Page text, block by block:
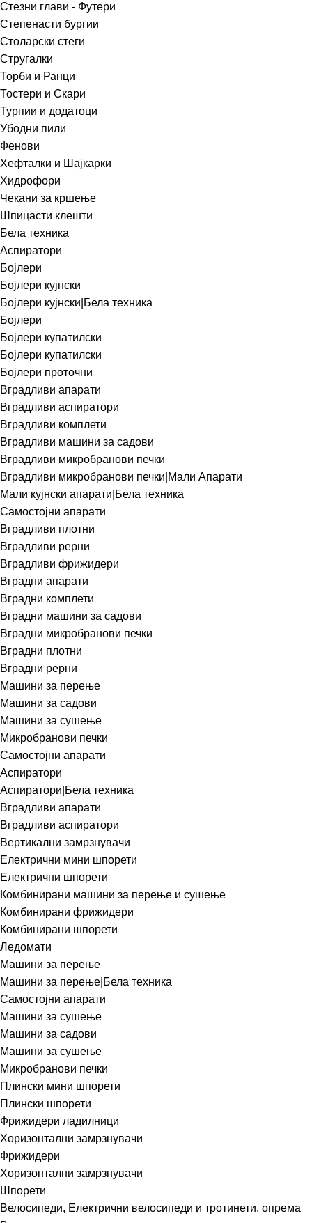
Стезни глави - Футери
Степенасти бургии
Столарски стеги
Стругалки
Торби и Ранци
Тостери и Скари
Турпии и додатоци
Убодни пили
Фенови
Хефталки и Шајкарки
Хидрофори
Чекани за кршење
Шпицасти клешти
Бела техника
Аспиратори
Бојлери
Бојлери кујнски
Бојлери кујнски|Бела техника
Бојлери
Бојлери купатилски
Бојлери купатилски
Бојлери проточни
Вградливи апарати
Вградливи аспиратори
Вградливи комплети
Вградливи машини за садови
Вградливи микробранови печки
Вградливи микробранови печки|Мали Апарати
Мали кујнски апарати|Бела техника
Самостојни апарати
Вградливи плотни
Вградливи рерни
Вградливи фрижидери
Вградни апарати
Вградни комплети
Вградни машини за садови
Вградни микробранови печки
Вградни плотни
Вградни рерни
Машини за перење
Машини за садови
Машини за сушење
Микробранови печки
Самостојни апарати
Аспиратори
Аспиратори|Бела техника
Вградливи апарати
Вградливи аспиратори
Вертикални замрзнувачи
Електрични мини шпорети
Електрични шпорети
Комбинирани машини за перење и сушење
Комбинирани фрижидери
Комбинирани шпорети
Ледомати
Машини за перење
Машини за перење|Бела техника
Самостојни апарати
Машини за сушење
Машини за садови
Машини за сушење
Микробранови печки
Плински мини шпорети
Плински шпорети
Фрижидери ладилници
Хоризонтални замрзнувачи
Фрижидери
Хоризонтални замрзнувачи
Шпорети
Велосипеди, Електрични велосипеди и тротинети, опрема